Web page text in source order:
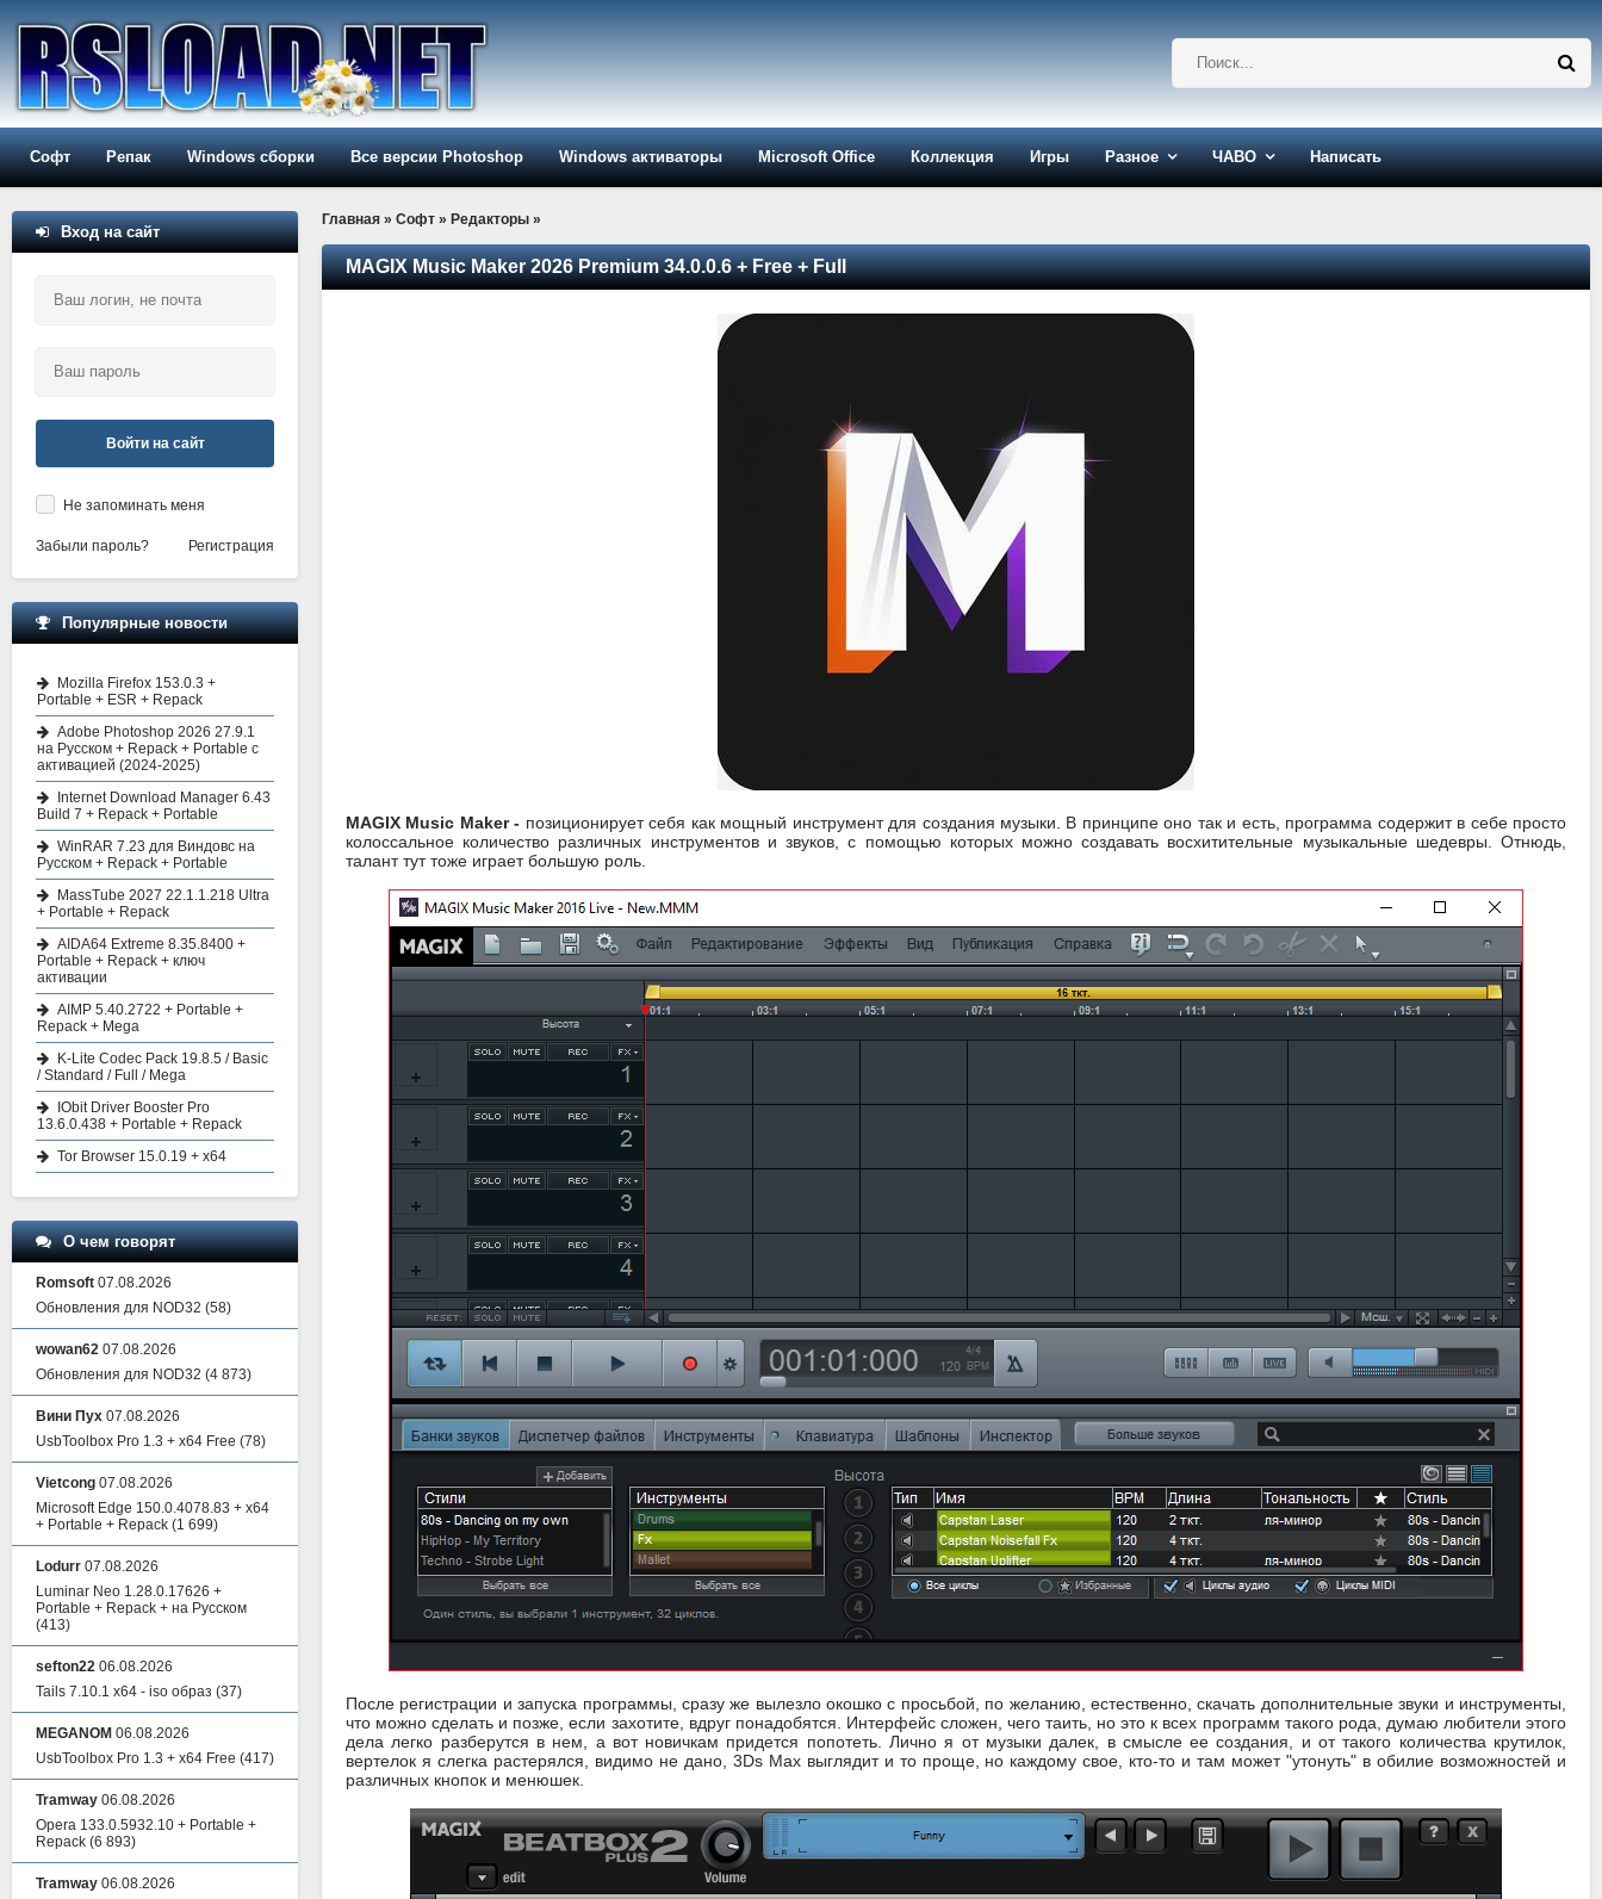
Софт Репак Windows сборки Все версии Photoshop Windows активаторы Microsoft Office Коллекция Игры Разное ЧАВО Написать
Главная » Софт » Редакторы »
MAGIX Music Maker 2026 Premium 34.0.0.6 + Free + Full
MAGIX Music Maker - позиционирует себя как мощный инструмент для создания музыки. В принципе оно так и есть, программа содержит в себе просто
колоссальное количество различных инструментов и звуков, с помощью которых можно создавать восхитительные музыкальные шедевры. Отнюдь,
талант тут тоже играет большую роль.
После регистрации и запуска программы, сразу же вылезло окошко с просьбой, по желанию, естественно, скачать дополнительные звуки и инструменты,
что можно сделать и позже, если захотите, вдруг понадобятся. Интерфейс сложен, чего таить, но это к всех программ такого рода, думаю любители этого
дела легко разберутся в нем, а вот новичкам придется попотеть. Лично я от музыки далек, в смысле ее создания, и от такого количества крутилок,
вертелок я слегка растерялся, видимо не дано, 3Ds Max выглядит и то проще, но каждому свое, кто-то и там может "утонуть" в обилие возможностей и
различных кнопок и менюшек.
Вход на сайт
Войти на сайт
Не запоминать меня
Забыли пароль? Регистрация
Популярные новости
Mozilla Firefox 153.0.3 +
Portable + ESR + Repack
Adobe Photoshop 2026 27.9.1
на Русском + Repack + Portable с
активацией (2024-2025)
Internet Download Manager 6.43
Build 7 + Repack + Portable
WinRAR 7.23 для Виндовс на
Русском + Repack + Portable
MassTube 2027 22.1.1.218 Ultra
+ Portable + Repack
AIDA64 Extreme 8.35.8400 +
Portable + Repack + ключ
активации
AIMP 5.40.2722 + Portable +
Repack + Mega
K-Lite Codec Pack 19.8.5 / Basic
/ Standard / Full / Mega
IObit Driver Booster Pro
13.6.0.438 + Portable + Repack
Tor Browser 15.0.19 + x64
О чем говорят
Romsoft 07.08.2026
Обновления для NOD32 (58)
wowan62 07.08.2026
Обновления для NOD32 (4 873)
Вини Пух 07.08.2026
UsbToolbox Pro 1.3 + x64 Free (78)
Vietcong 07.08.2026
Microsoft Edge 150.0.4078.83 + x64
+ Portable + Repack (1 699)
Lodurr 07.08.2026
Luminar Neo 1.28.0.17626 +
Portable + Repack + на Русском
(413)
sefton22 06.08.2026
Tails 7.10.1 x64 - iso образ (37)
MEGANOM 06.08.2026
UsbToolbox Pro 1.3 + x64 Free (417)
Tramway 06.08.2026
Opera 133.0.5932.10 + Portable +
Repack (6 893)
Tramway 06.08.2026